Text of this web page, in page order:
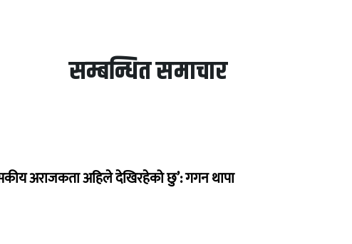
सम्बन्धित समाचार
अराजकता अहिले देखिरहेको छु’: गगन थापा